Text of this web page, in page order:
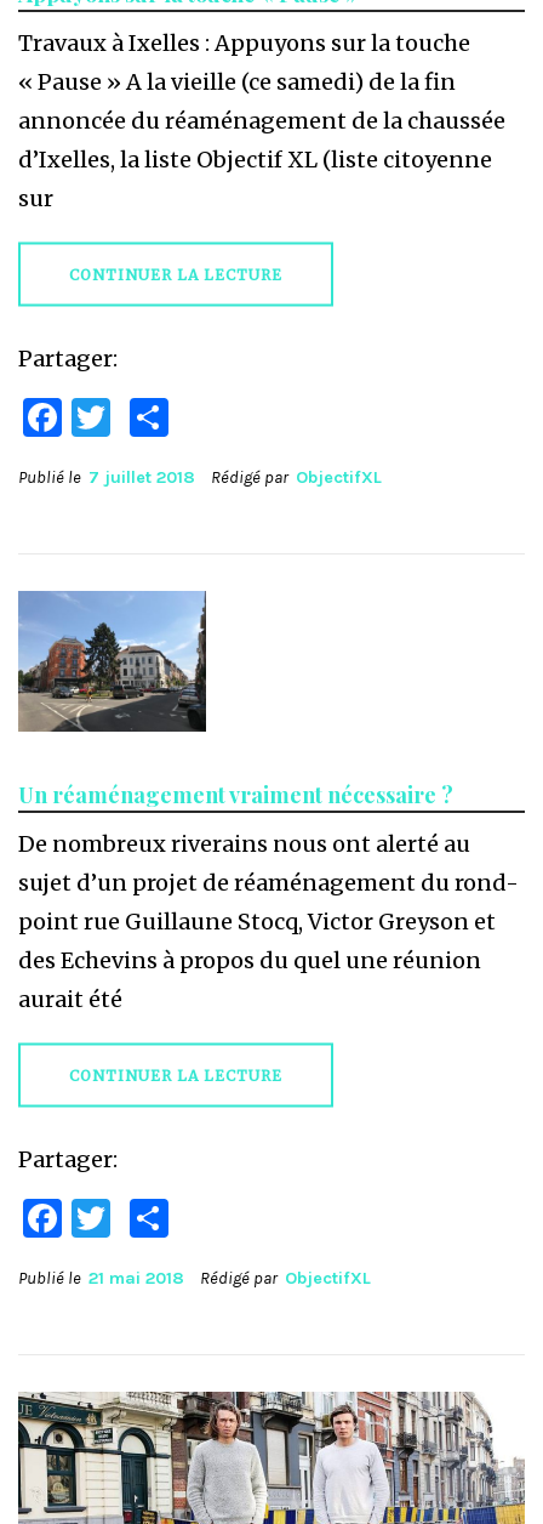
Travaux à Ixelles : Appuyons sur la touche
« Pause » A la vieille (ce samedi) de la fin
annoncée du réaménagement de la chaussée
d’Ixelles, la liste Objectif XL (liste citoyenne
sur
CONTINUER LA LECTURE
Partager:
Facebook
Twitter
Publié le 7 juillet 2018 Rédigé par ObjectifXL
Un réaménagement vraiment nécessaire ?
De nombreux riverains nous ont alerté au
sujet d’un projet de réaménagement du rond-
point rue Guillaune Stocq, Victor Greyson et
des Echevins à propos du quel une réunion
aurait été
CONTINUER LA LECTURE
Partager:
Facebook
Twitter
Publié le 21 mai 2018 Rédigé par ObjectifXL